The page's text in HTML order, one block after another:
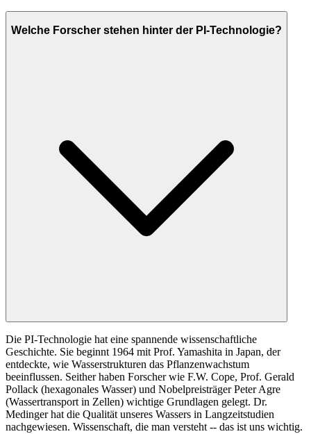
Welche Forscher stehen hinter der PI-Technologie?
Die PI-Technologie hat eine spannende wissenschaftliche
Geschichte. Sie beginnt 1964 mit Prof. Yamashita in Japan, der
entdeckte, wie Wasserstrukturen das Pflanzenwachstum
beeinflussen. Seither haben Forscher wie F.W. Cope, Prof. Gerald
Pollack (hexagonales Wasser) und Nobelpreisträger Peter Agre
(Wassertransport in Zellen) wichtige Grundlagen gelegt. Dr.
Medinger hat die Qualität unseres Wassers in Langzeitstudien
nachgewiesen. Wissenschaft, die man versteht -- das ist uns wichtig.